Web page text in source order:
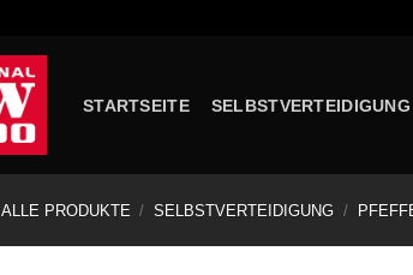
STARTSEITE SELBSTVERTEIDIGUNG
ALLE PRODUKTE / SELBSTVERTEIDIGUNG /